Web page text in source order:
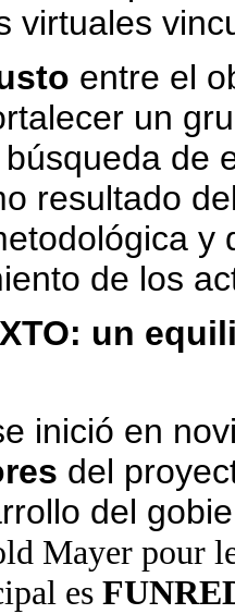
virtuales
entre el
un
de
resultado
y
de los
un
inició en
del
del
Mayer pour
es